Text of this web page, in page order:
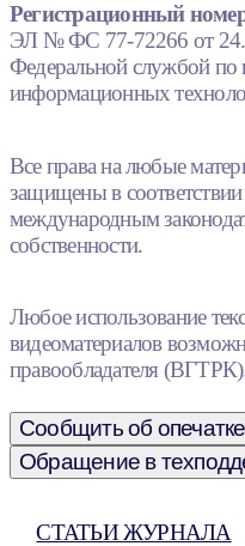
Регистрационный
ЭЛ № ФС 77-72266 от
Федеральной службой по
информационных
Все права на любые
защищены в
международным
собственности.
Любое использование
видеоматериалов
правообладателя
Сообщить об опечатке
Обращение в
СТАТЬИ ЖУРНАЛА